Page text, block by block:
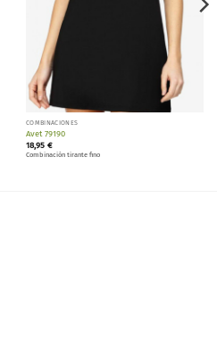
COMBINACIONES
Avet 79190
18,95 €
Combinación tirante fino